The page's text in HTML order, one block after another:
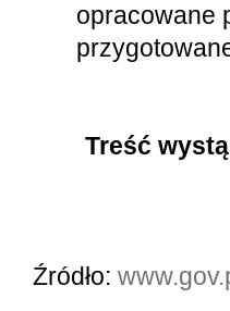
opracowane
Treść
Źródło: